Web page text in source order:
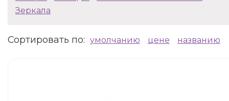
Зеркала
Сортировать по: умолчанию цене названию